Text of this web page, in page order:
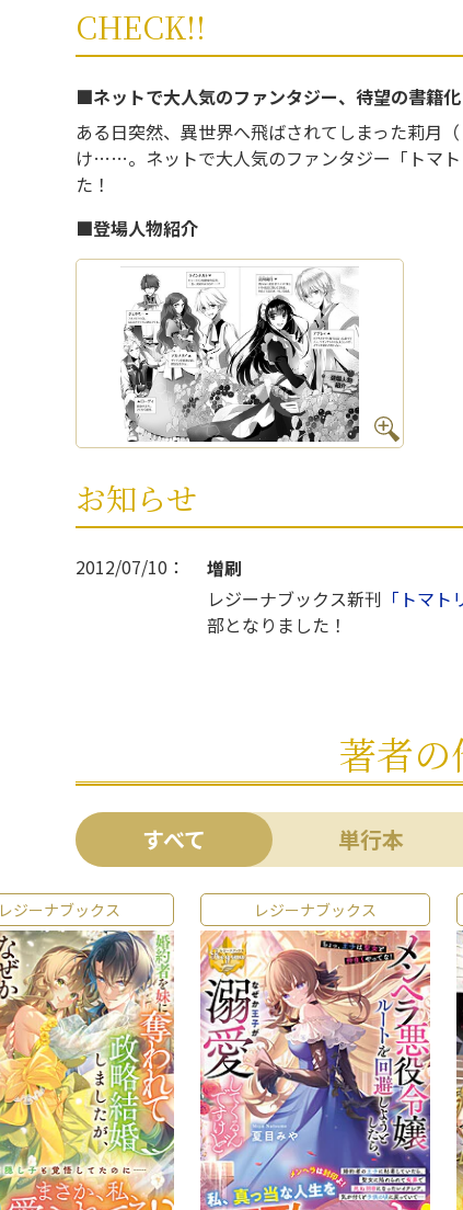
CHECK!!
■ネットで大人気のファンタジー、待望の書籍化
ある日突然、異世界へ飛ばされてしまった莉月
け……。ネットで大人気のファンタジー「トマ
た！
■登場人物紹介
お知らせ
2012/07/10：
増刷
レジーナブックス新刊 「トマト
部となりました！
著者
すべて 単行本
レジーナブックス レジーナブックス